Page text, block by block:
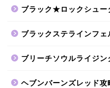
ブラック★ロックシュ
ブラックステラインフェ
ブリーチソウルライジン
ヘブンバーンズレッド攻